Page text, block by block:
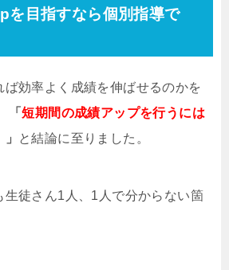
を目指すなら個別指導で
効率よく成績を伸ばせるのかを
「短期間の成績アップを行うには
」 と結論に至りました。
生徒さん1人、1人で分からない箇